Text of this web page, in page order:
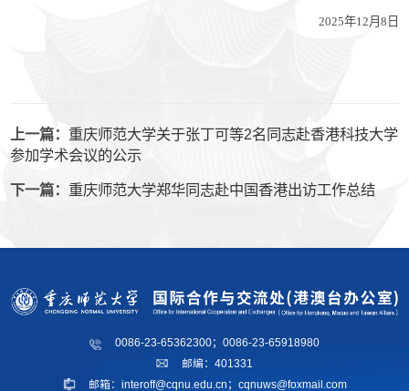
2025年1 2 月 8 日
上一篇： 重庆师范大学关于张丁可等2名同志赴香港科技大学
参加学术会议的公示
下一篇： 重庆师范大学郑华同志赴中国香港出访工作总结
0086-23-65362300；0086-23-65918980
邮编：401331
邮箱：interoff@cqnu.edu.cn；cqnuws@foxmail.com